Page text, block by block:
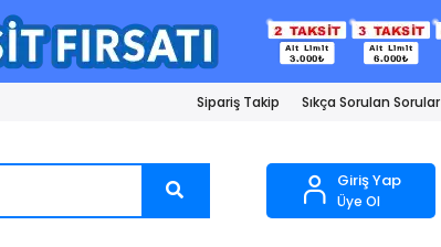
Sipariş Takip Sıkça Sorulan Sorular
Giriş Yap
Üye Ol